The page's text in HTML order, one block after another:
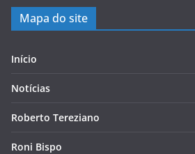
Mapa do site
Início
Notícias
Roberto Tereziano
Roni Bispo